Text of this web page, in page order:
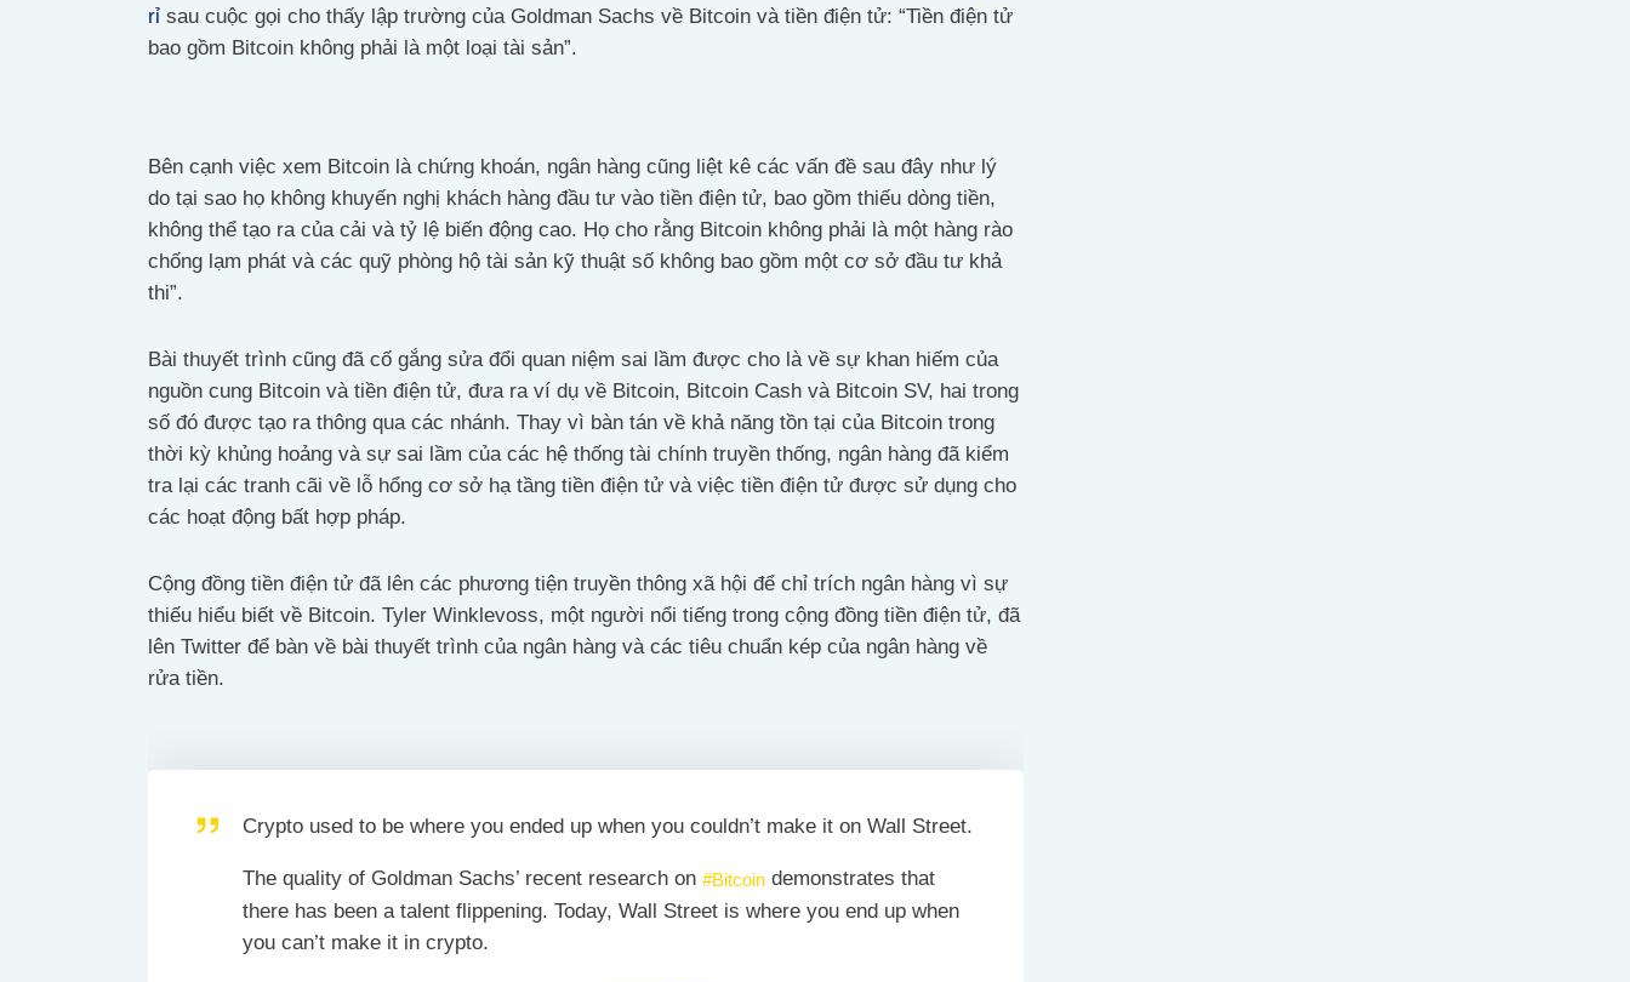
rỉ sau cuộc gọi cho thấy lập trường của Goldman Sachs về Bitcoin và tiền điện tử: “Tiền điện tử
bao gồm Bitcoin không phải là một loại tài sản”.
Bên cạnh việc xem Bitcoin là chứng khoán, ngân hàng cũng liệt kê các vấn đề sau đây như lý
do tại sao họ không khuyến nghị khách hàng đầu tư vào tiền điện tử, bao gồm thiếu dòng tiền,
không thể tạo ra của cải và tỷ lệ biến động cao. Họ cho rằng Bitcoin không phải là một hàng rào
chống lạm phát và các quỹ phòng hộ tài sản kỹ thuật số không bao gồm một cơ sở đầu tư khả
thi”.
Bài thuyết trình cũng đã cố gắng sửa đổi quan niệm sai lầm được cho là về sự khan hiếm của
nguồn cung Bitcoin và tiền điện tử, đưa ra ví dụ về Bitcoin, Bitcoin Cash và Bitcoin SV, hai trong
số đó được tạo ra thông qua các nhánh. Thay vì bàn tán về khả năng tồn tại của Bitcoin trong
thời kỳ khủng hoảng và sự sai lầm của các hệ thống tài chính truyền thống, ngân hàng đã kiểm
tra lại các tranh cãi về lỗ hổng cơ sở hạ tầng tiền điện tử và việc tiền điện tử được sử dụng cho
các hoạt động bất hợp pháp.
Cộng đồng tiền điện tử đã lên các phương tiện truyền thông xã hội để chỉ trích ngân hàng vì sự
thiếu hiểu biết về Bitcoin. Tyler Winklevoss, một người nổi tiếng trong cộng đồng tiền điện tử, đã
lên Twitter để bàn về bài thuyết trình của ngân hàng và các tiêu chuẩn kép của ngân hàng về
rửa tiền.
Crypto used to be where you ended up when you couldn’t make it on Wall Street.
The quality of Goldman Sachs’ recent research on#Bitcoin demonstrates that
there has been a talent flippening. Today, Wall Street is where you end up when
you can’t make it in crypto.